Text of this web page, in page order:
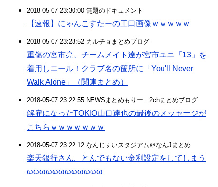
2018-05-07 23:30:00 無題のドキュメント
【速報】にゃんこすたーの工口画像ｗｗｗｗｗ
2018-05-07 23:28:52 カルチョまとめブログ
重傷の宮市亮、チームメイト達が宮市ユニ「13」を
着用しエール！クラブ名の箇所に「You'll Never
Walk Alone」（関連まとめ）
2018-05-07 23:22:55 NEWSまとめもりー｜2chまとめブログ
解雇になったTOKIO山口達也の最後のメッセージが
こちらｗｗｗｗｗｗｗ
2018-05-07 23:22:12 なんじぇいスタジアム＠なんJまとめ
楽天銀行さん、とんでもない金利設定をしてしまう
ωωωωωωωωωωωω